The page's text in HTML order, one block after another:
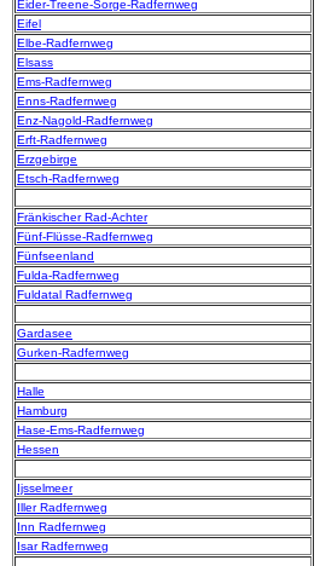
Eider-Treene-Sorge-Radfernweg
Eifel
Elbe-Radfernweg
Elsass
Ems-Radfernweg
Enns-Radfernweg
Enz-Nagold-Radfernweg
Erft-Radfernweg
Erzgebirge
Etsch-Radfernweg
Fränkischer Rad-Achter
Fünf-Flüsse-Radfernweg
Fünfseenland
Fulda-Radfernweg
Fuldatal Radfernweg
Gardasee
Gurken-Radfernweg
Halle
Hamburg
Hase-Ems-Radfernweg
Hessen
Ijsselmeer
Iller Radfernweg
Inn Radfernweg
Isar Radfernweg